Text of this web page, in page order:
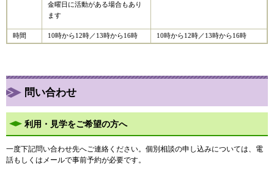
金曜日に活動がある場合もあり
ます
時間 10時から12時／13時から16時 10時から12時／13時から16時
問い合わせ
利用・見学をご希望の方へ
一度下記問い合わせ先へご連絡ください。個別相談の申し込みについては、電
話もしくはメールで事前予約が必要です。